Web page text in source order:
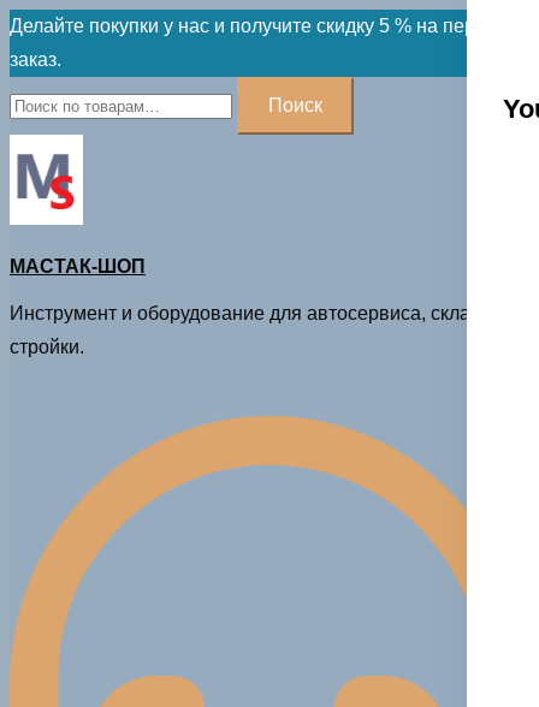
Skip
to
content
Делайте покупки у нас и получите скидку 5 % на первый
заказ.
Искать:
Поиск
МАСТАК-ШОП
Инструмент и оборудование для автосервиса, склада и
стройки.